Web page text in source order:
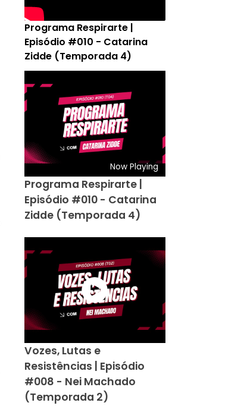
Programa Respirarte |
Episódio #010 - Catarina
Zidde (Temporada 4)
Now Playing
Programa Respirarte |
Episódio #010 - Catarina
Zidde (Temporada 4)
Vozes, Lutas e
Resistências | Episódio
#008 - Nei Machado
(Temporada 2)